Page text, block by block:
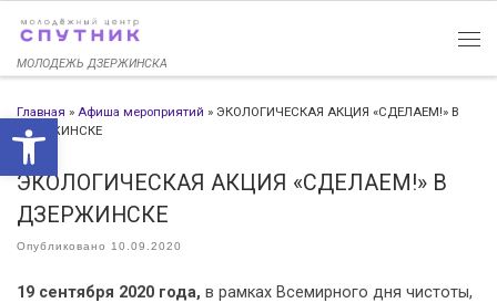
Открыть панель
Перейти к содержимому
МОЛОДЕЖЬ ДЗЕРЖИНСКА
Главная » Афиша мероприятий » ЭКОЛОГИЧЕСКАЯ АКЦИЯ «СДЕЛАЕМ!» В
ДЗЕРЖИНСКЕ
ЭКОЛОГИЧЕСКАЯ АКЦИЯ «СДЕЛАЕМ!» В
ДЗЕРЖИНСКЕ
Опубликовано 10.09.2020
19 сентября 2020 года, в рамках Всемирного дня чистоты,